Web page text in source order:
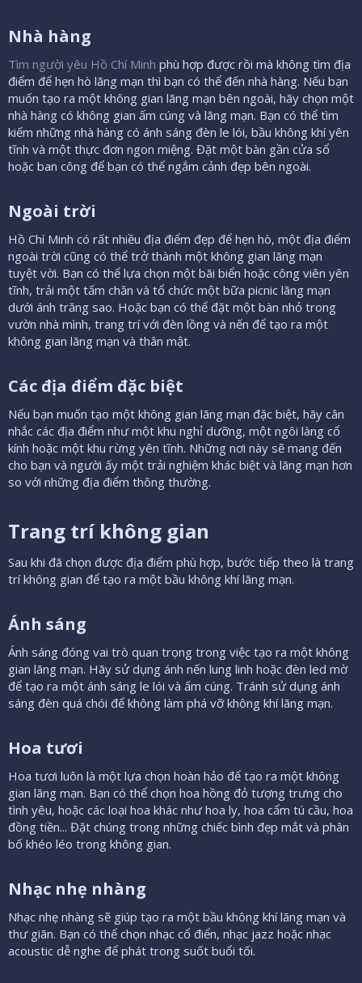
Nhà hàng​
Tìm người yêu Hồ Chí Minh phù hợp được rồi mà không tìm địa
điểm để hẹn hò lãng mạn thì bạn có thể đến nhà hàng. Nếu bạn
muốn tạo ra một không gian lãng mạn bên ngoài, hãy chọn một
nhà hàng có không gian ấm cúng và lãng mạn. Bạn có thể tìm
kiếm những nhà hàng có ánh sáng đèn le lói, bầu không khí yên
tĩnh và một thực đơn ngon miệng. Đặt một bàn gần cửa sổ
hoặc ban công để bạn có thể ngắm cảnh đẹp bên ngoài.
Ngoài trời​
Hồ Chí Minh có rất nhiều địa điểm đẹp để hẹn hò, một địa điểm
ngoài trời cũng có thể trở thành một không gian lãng mạn
tuyệt vời. Bạn có thể lựa chọn một bãi biển hoặc công viên yên
tĩnh, trải một tấm chăn và tổ chức một bữa picnic lãng mạn
dưới ánh trăng sao. Hoặc bạn có thể đặt một bàn nhỏ trong
vườn nhà mình, trang trí với đèn lồng và nến để tạo ra một
không gian lãng mạn và thân mật.
Các địa điểm đặc biệt​
Nếu bạn muốn tạo một không gian lãng mạn đặc biệt, hãy cân
nhắc các địa điểm như một khu nghỉ dưỡng, một ngôi làng cổ
kính hoặc một khu rừng yên tĩnh. Những nơi này sẽ mang đến
cho bạn và người ấy một trải nghiệm khác biệt và lãng mạn hơn
so với những địa điểm thông thường.
Trang trí không gian​
Sau khi đã chọn được địa điểm phù hợp, bước tiếp theo là trang
trí không gian để tạo ra một bầu không khí lãng mạn.
Ánh sáng​
Ánh sáng đóng vai trò quan trọng trong việc tạo ra một không
gian lãng mạn. Hãy sử dụng ánh nến lung linh hoặc đèn led mờ
để tạo ra một ánh sáng le lói và ấm cúng. Tránh sử dụng ánh
sáng đèn quá chói để không làm phá vỡ không khí lãng mạn.
Hoa tươi​
Hoa tươi luôn là một lựa chọn hoàn hảo để tạo ra một không
gian lãng mạn. Bạn có thể chọn hoa hồng đỏ tượng trưng cho
tình yêu, hoặc các loại hoa khác như hoa ly, hoa cẩm tú cầu, hoa
đồng tiền... Đặt chúng trong những chiếc bình đẹp mắt và phân
bố khéo léo trong không gian.
Nhạc nhẹ nhàng​
Nhạc nhẹ nhàng sẽ giúp tạo ra một bầu không khí lãng mạn và
thư giãn. Bạn có thể chọn nhạc cổ điển, nhạc jazz hoặc nhạc
acoustic dễ nghe để phát trong suốt buổi tối.